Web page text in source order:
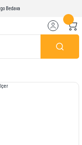
Bedava